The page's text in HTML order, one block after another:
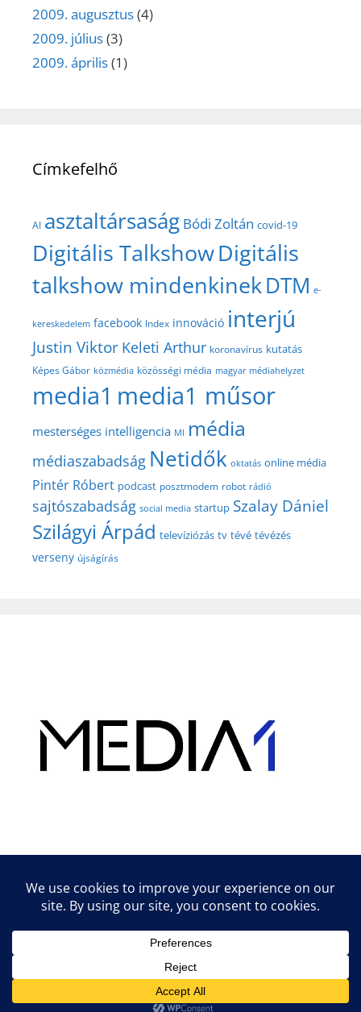
2009. augusztus(4)
2009. július(3)
2009. április(1)
Címkefelhő
AI asztaltársaság Bódi Zoltán covid-19
Digitális TalkshowDigitális
talkshow mindenkinekDTM e-
kereskedelem facebook Index innováció interjú
Justin Viktor Keleti Arthur koronavírus kutatás
Képes Gábor közmédia közösségi média magyar médiahelyzet
media1 media1 műsor
mesterséges intelligencia MI média
médiaszabadság Netidők oktatás online média
Pintér Róbert podcast posztmodem robot rádió
sajtószabadság social media startup Szalay Dániel
Szilágyi Árpád televíziózás tv tévé tévézés
verseny újságírás
Lifestyle tippek & trükkök
© 2026 vipcast.hu powered by Media1• Készült
GeneratePress